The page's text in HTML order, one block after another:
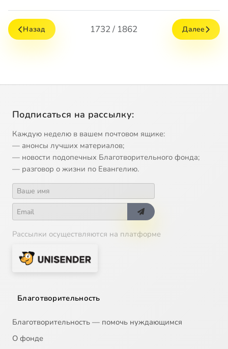
Назад 1732 / 1862 Далее
Подписаться на рассылку:
Каждую неделю в вашем почтовом ящике:
— анонсы лучших материалов;
— новости подопечных Благотворительного фонда;
— разговор о жизни по Евангелию.
Рассылки осуществляются на платформе
Благотворительность
Благотворительность — помочь нуждающимся
О фонде